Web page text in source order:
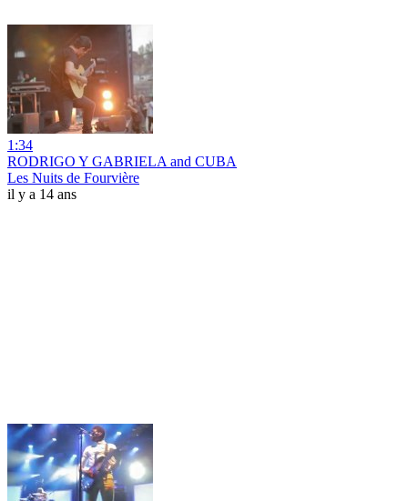
1:34
RODRIGO Y GABRIELA and CUBA
Les Nuits de Fourvière
il y a 14 ans